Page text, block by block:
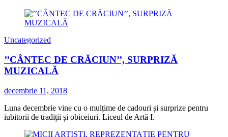
Uncategorized
’’CÂNTEC DE CRĂCIUN’’, SURPRIZĂ
MUZICALĂ
decembrie 11, 2018
Luna decembrie vine cu o mulțime de cadouri și surprize pentru
iubitorii de tradiții și obiceiuri. Liceul de Artă I.